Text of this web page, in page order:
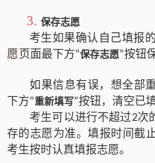
3. 保存志愿
考生如果确认自己填报
愿 页面最下方“保存志愿”按钮
如果信息有误，想全部
下方“重新填写”按钮，清空已
考生可以进行不超过2次
存的志愿为准。填报时间截
考生按时认真填报志愿。